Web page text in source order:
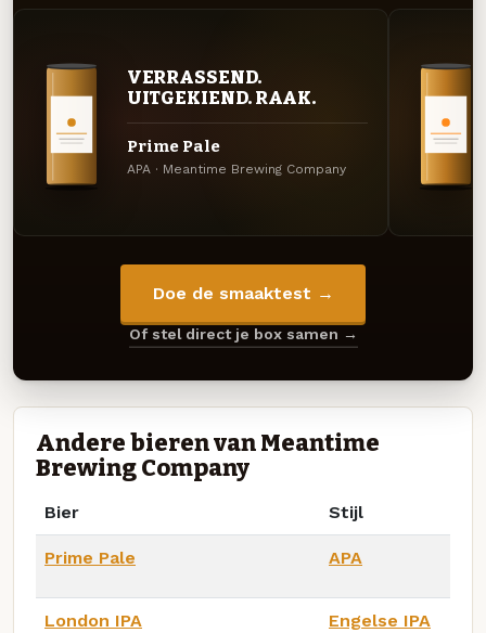
VERRASSEND.
UITGEKIEND. RAAK.
Prime Pale
APA · Meantime Brewing Company
Doe de smaaktest →
Of stel direct je box samen →
Andere bieren van Meantime
Brewing Company
Bier Stijl
Prime Pale APA
London IPA Engelse IPA